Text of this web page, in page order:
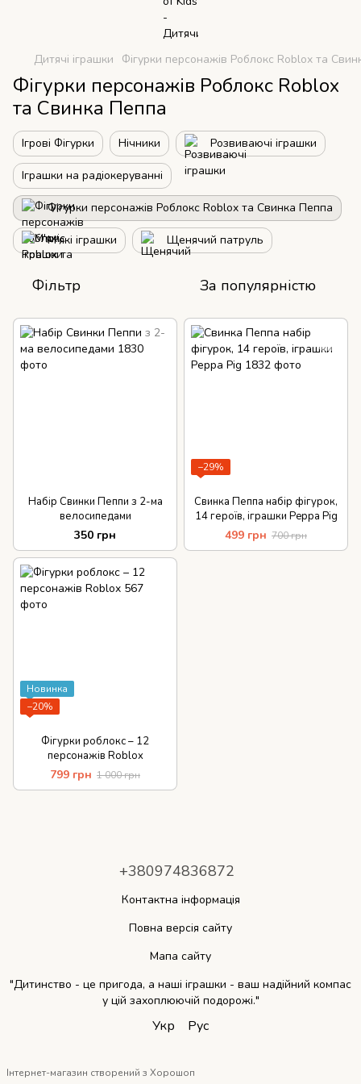
Дитячі іграшки Фігурки персонажів Роблокс Roblox та
Фігурки персонажів Роблокс Roblox
та Свинка Пеппа
Ігрові Фігурки Нічники Розвиваючі іграшки
Іграшки на радіокеруванні
Фігурки персонажів Роблокс Roblox та Свинка Пеппа
М'які іграшки Щенячий патруль
Фільтр За популярністю
Набір Свинки Пеппи з 2-ма
велосипедами
350 грн
−29%
Свинка Пеппа набір фігурок,
14 героїв, іграшки Peppa Pig
499 грн 700 грн
Новинка
−20%
Фігурки роблокс – 12
персонажів Roblox
799 грн 1 000 грн
+380974836872
Контактна інформація
Повна версія сайту
Мапа сайту
"Дитинство - це пригода, а наші іграшки - ваш надійний компас
у цій захоплюючій подорожі."
Укр Рус
Інтернет-магазин створений з Хорошоп